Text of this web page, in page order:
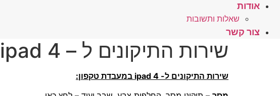
אודות
שאלות ותשובות
צור קשר
שירות התיקונים ל – ipad 4 במעבדת טקפון
שירות התיקונים ל- 4 ipad במעבדת טקפון: